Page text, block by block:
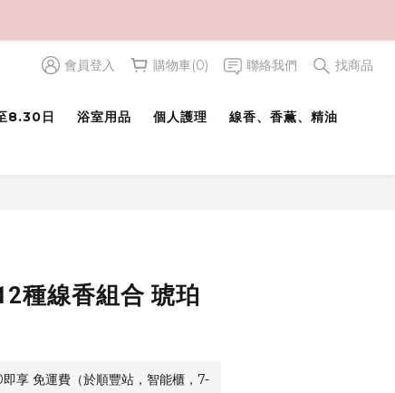
會員登入 購物車(0) 聯絡我們 找商品
8.30日 浴室用品 個人護理 線香、香薫、精油
種線香組合 琥珀
享 免運費（於順豐站，智能櫃，7-
立即購買